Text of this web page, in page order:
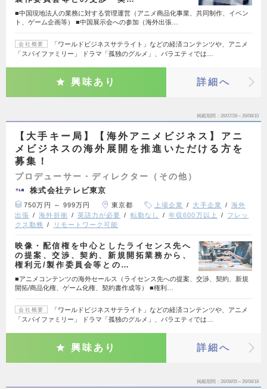
■中国現地法人の業務に対する管理運営（アニメ商品化事業、共同制作、イベン
ト、ゲーム企画等） ■中国展示会への参加（海外出張…
会社概要
「ワールドビジネスサテライト」などの経済コンテンツや、アニメ
「スパイファミリー」 ドラマ「孤独のグルメ」、バラエティでは…
興味あり 詳細へ
掲載期間 26/07/28～26/08/10
【大手キー局】【海外アニメビジネス】アニ
メビジネスの海外展開を推進いただける方を
募集！
プロデューサー・ディレクター（その他）
株式会社テレビ東京
750万円 ～ 999万円 東京都 上場企業 大手企業
海外
出張
海外折衝 英語力が必要 転勤なし 年収600万以上
フレッ
クス勤務
リモートワーク可能
映像・配信権を中心としたライセンス先へ
の提案、交渉、契約、新規開拓業務から、
権利元/製作委員会等との…
■アニメコンテンツの海外セールス（ライセンス先への提案、交渉、契約、新規
開拓/商品化権、ゲーム化権、契約書作成等） ■権利…
会社概要
「ワールドビジネスサテライト」などの経済コンテンツや、アニメ
「スパイファミリー」 ドラマ「孤独のグルメ」、バラエティでは…
興味あり 詳細へ
掲載期間 26/08/05～26/08/18